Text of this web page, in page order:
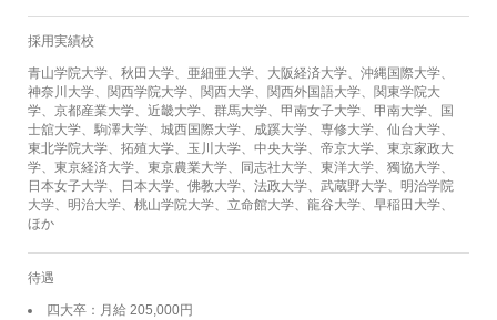
採用実績校
青山学院大学、秋田大学、亜細亜大学、大阪経済大学、沖縄国際大学、
神奈川大学、関西学院大学、関西大学、関西外国語大学、関東学院大
学、京都産業大学、近畿大学、群馬大学、甲南女子大学、甲南大学、国
士舘大学、駒澤大学、城西国際大学、成蹊大学、専修大学、仙台大学、
東北学院大学、拓殖大学、玉川大学、中央大学、帝京大学、東京家政大
学、東京経済大学、東京農業大学、同志社大学、東洋大学、獨協大学、
日本女子大学、日本大学、佛教大学、法政大学、武蔵野大学、明治学院
大学、明治大学、桃山学院大学、立命館大学、龍谷大学、早稲田大学、
ほか
待遇
四大卒：月給 205,000円